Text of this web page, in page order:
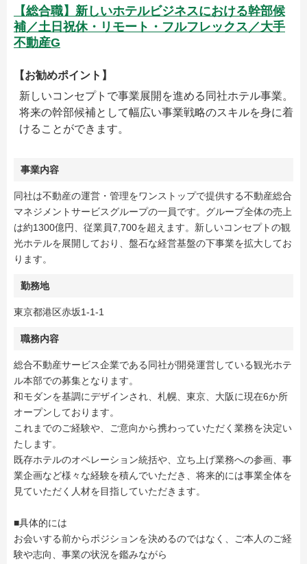
【総合職】新しいホテルビジネスにおける幹部候
補／土日祝休・リモート・フルフレックス／大手
不動産G
【お勧めポイント】
新しいコンセプトで事業展開を進める同社ホテル事業。
将来の幹部候補として幅広い事業戦略のスキルを身に着
けることができます。
事業内容
同社は不動産の運営・管理をワンストップで提供する不動産総合
マネジメントサービスグループの一員です。グループ全体の売上
は約1300億円、従業員7,700を超えます。新しいコンセプトの観
光ホテルを展開しており、盤石な経営基盤の下事業を拡大してお
ります。
勤務地
東京都港区赤坂1-1-1
職務内容
総合不動産サービス企業である同社が開発運営している観光ホテ
ル本部での募集となります。
和モダンを基調にデザインされ、札幌、東京、大阪に現在6か所
オープンしております。
これまでのご経験や、ご意向から携わっていただく業務を決定い
たします。
既存ホテルのオペレーション統括や、立ち上げ業務への参画、事
業企画など様々な経験を積んでいただき、将来的には事業全体を
見ていただく人材を目指していただきます。
■具体的には
お会いする前からポジションを決めるのではなく、ご本人のご経
験や志向、事業の状況を鑑みながら